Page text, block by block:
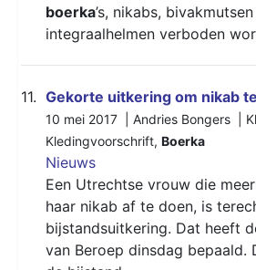
boerka’s, nikabs,
integraalhelmen verboden
11. Gekorte uitkering om nikab
10 mei 2017 | Andries Bongers |
Kledingvoorschrift, Boerka
Nieuws
Een Utrechtse vrouw die
haar nikab af te doen, is
bijstandsuitkering. Dat heeft
van Beroep dinsdag bepaald.